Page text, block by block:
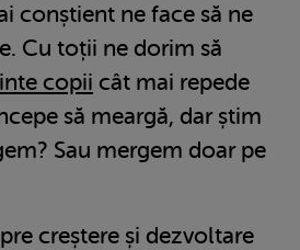
conștient ne face să ne
Cu toții ne dorim să
copii cât mai repede
să meargă, dar știm
Sau mergem doar pe
creștere și dezvoltare